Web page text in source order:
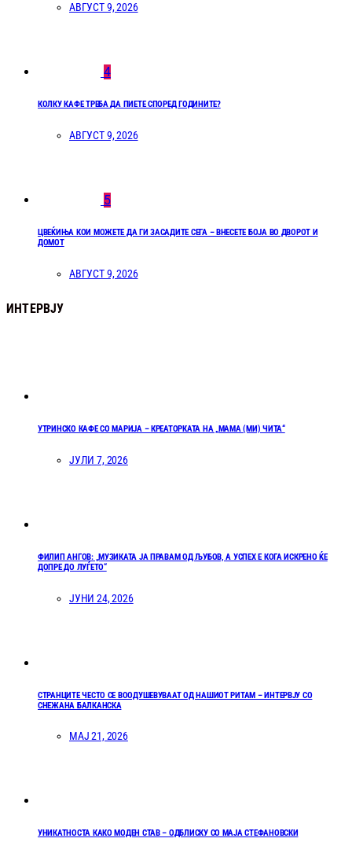
АВГУСТ 9, 2026
4
КОЛКУ КАФЕ ТРЕБА ДА ПИЕТЕ СПОРЕД ГОДИНИТЕ?
АВГУСТ 9, 2026
5
ЦВЕЌИЊА КОИ МОЖЕТЕ ДА ГИ ЗАСАДИТЕ СЕГА – ВНЕСЕТЕ БОЈА ВО ДВОРОТ И
ДОМОТ
АВГУСТ 9, 2026
ИНТЕРВЈУ
УТРИНСКО КАФЕ СО МАРИЈА – КРЕАТОРКАТА НА „МАМА (МИ) ЧИТА“
ЈУЛИ 7, 2026
ФИЛИП АНГОВ: „МУЗИКАТА ЈА ПРАВАМ ОД ЉУБОВ, А УСПЕХ Е КОГА ИСКРЕНО ЌЕ
ДОПРЕ ДО ЛУЃЕТО“
ЈУНИ 24, 2026
СТРАНЦИТЕ ЧЕСТО СЕ ВООДУШЕВУВААТ ОД НАШИОТ РИТАМ – ИНТЕРВЈУ СО
СНЕЖАНА БАЛКАНСКА
МАЈ 21, 2026
УНИКАТНОСТА КАКО МОДЕН СТАВ – ОДБЛИСКУ СО МАЈА СТЕФАНОВСКИ